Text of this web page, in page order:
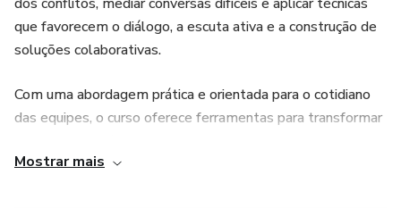
que favorecem o diálogo, a escuta ativa e a construção de
soluções colaborativas.
Com uma abordagem prática e orientada para o cotidiano
das equipes, o curso oferece ferramentas para transformar
promovendo ambientes mais saudáveis, produtivos e
Mostrar mais